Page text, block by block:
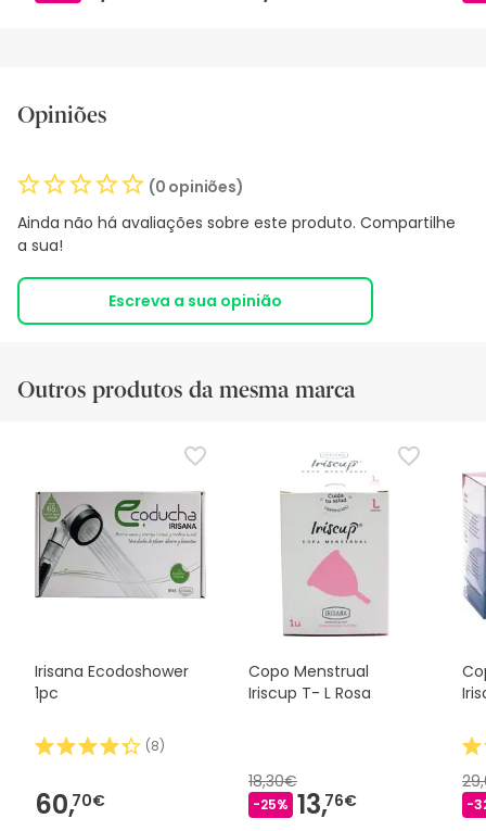
Opiniões
(0 opiniões)
Ainda não há avaliações sobre este produto. Compartilhe
a sua!
Escreva a sua opinião
Outros produtos da mesma marca
Irisana Ecodoshower
1pc
(8)
60,70€
Copo Menstrual
Iriscup T- L Rosa
18,30€
-25% 13,76€ -